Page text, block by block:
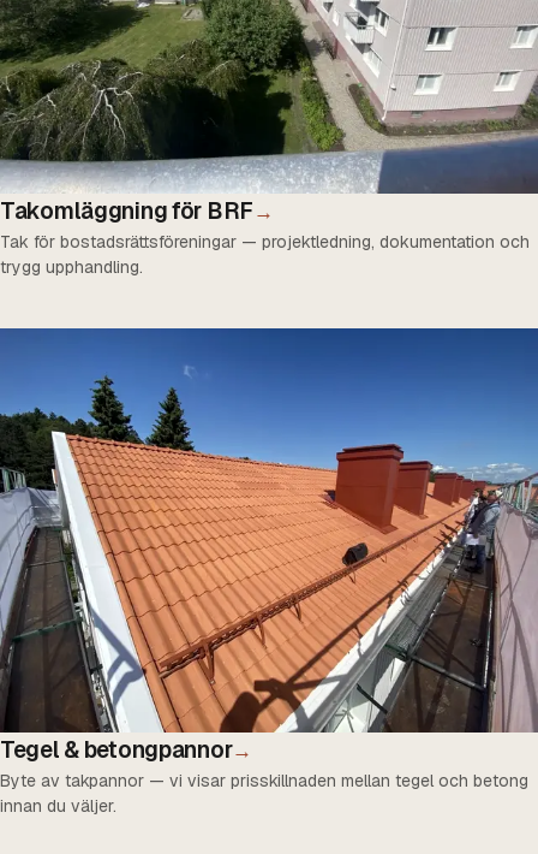
Takomläggning för BRF→
Tak för bostadsrättsföreningar — projektledning, dokumentation och
trygg upphandling.
Tegel & betongpannor→
Byte av takpannor — vi visar prisskillnaden mellan tegel och betong
innan du väljer.